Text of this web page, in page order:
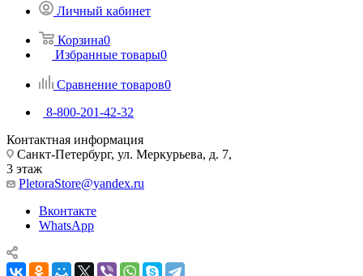
Личный кабинет
Корзина0
Избранные товары0
Сравнение товаров0
8-800-201-42-32
Контактная информация
Санкт-Петербург, ул. Меркурьева, д. 7,
3 этаж
PletoraStore@yandex.ru
Вконтакте
WhatsApp